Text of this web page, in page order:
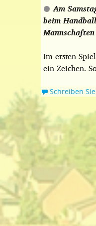
Am
beim
Im ersten
ein Zeichen.
Schreiben